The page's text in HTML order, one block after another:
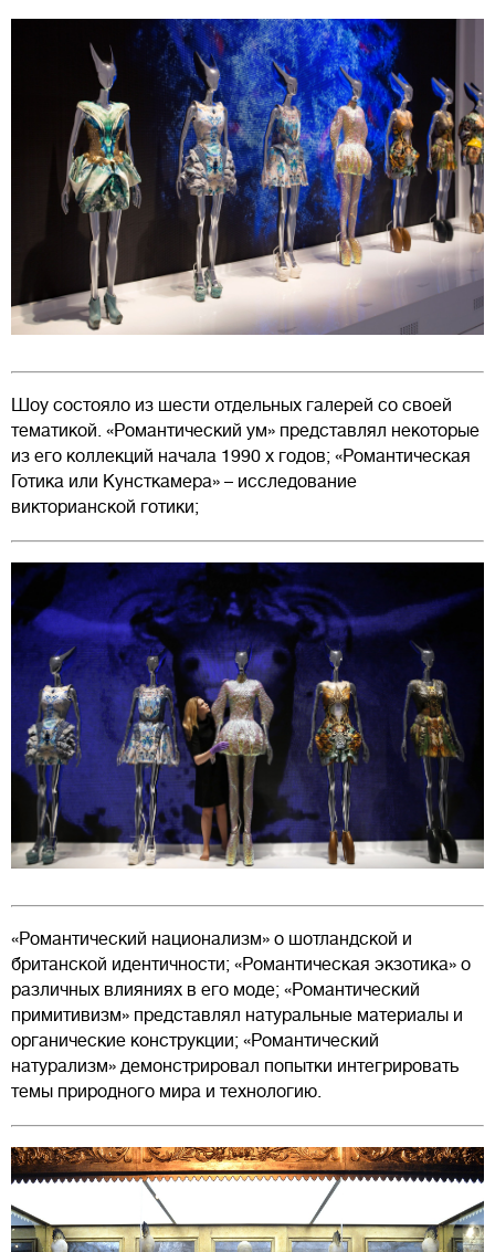
Шоу состояло из шести отдельных галерей со своей
тематикой. «Романтический ум» представлял некоторые
из его коллекций начала 1990 х годов; «Романтическая
Готика или Кунсткамера» – исследование
викторианской готики;
«Романтический национализм» о шотландской и
британской идентичности; «Романтическая экзотика» о
различных влияниях в его моде; «Романтический
примитивизм» представлял натуральные материалы и
органические конструкции; «Романтический
натурализм» демонстрировал попытки интегрировать
темы природного мира и технологию.